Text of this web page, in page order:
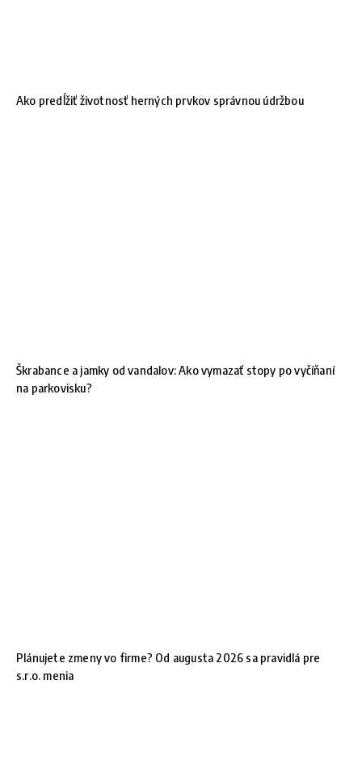
Ako predĺžiť životnosť herných prvkov správnou údržbou
Škrabance a jamky od vandalov: Ako vymazať stopy po vyčíňaní
na parkovisku?
Plánujete zmeny vo firme? Od augusta 2026 sa pravidlá pre
s.r.o. menia